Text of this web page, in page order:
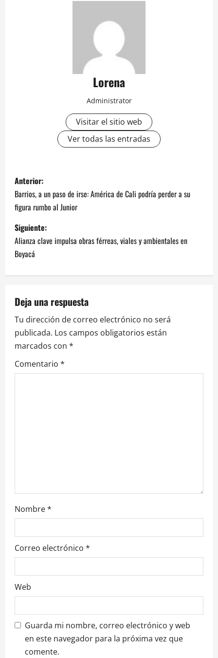
Lorena
Administrator
Visitar el sitio web
Ver todas las entradas
Anterior:
Barrios, a un paso de irse: América de Cali podría perder a su
figura rumbo al Junior
Siguiente:
Alianza clave impulsa obras férreas, viales y ambientales en
Boyacá
Deja una respuesta
Tu dirección de correo electrónico no será
publicada. Los campos obligatorios están
marcados con *
Comentario *
Nombre*
Correo electrónico *
Web
Guarda mi nombre, correo electrónico y web
en este navegador para la próxima vez que
comente.